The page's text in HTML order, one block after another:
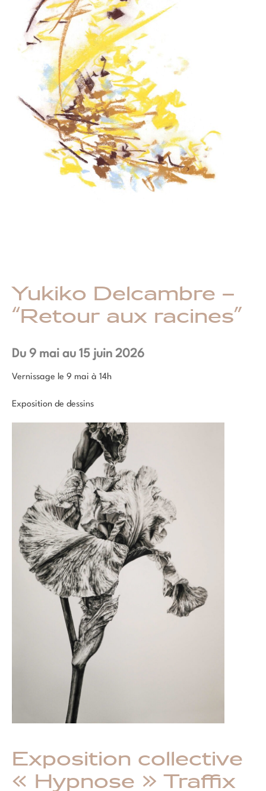
Yukiko Delcambre –
“Retour aux racines”
Du 9 mai au 15 juin 2026
Vernissage le 9 mai à 14h
Exposition de dessins
Exposition collective
« Hypnose » Traffix